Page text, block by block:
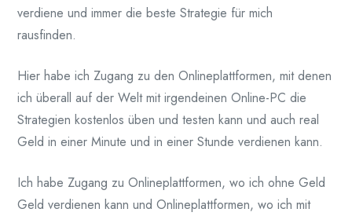
verdiene und immer die beste Strategie für mich
rausfinden.
Hier habe ich Zugang zu den Onlineplattformen, mit denen
ich überall auf der Welt mit irgendeinen Online-PC die
Strategien kostenlos üben und testen kann und auch real
Geld in einer Minute und in einer Stunde verdienen kann.
Ich habe Zugang zu Onlineplattformen, wo ich ohne Geld
Geld verdienen kann und Onlineplattformen, wo ich mit